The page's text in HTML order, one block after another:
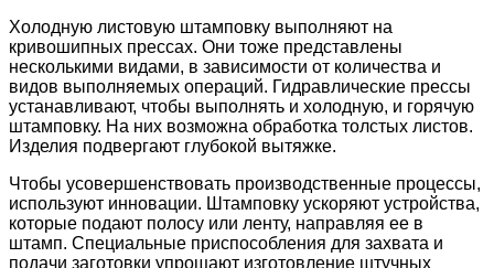
Холодную листовую штамповку выполняют на
кривошипных прессах. Они тоже представлены
несколькими видами, в зависимости от количества и
видов выполняемых операций. Гидравлические прессы
устанавливают, чтобы выполнять и холодную, и горячую
штамповку. На них возможна обработка толстых листов.
Изделия подвергают глубокой вытяжке.
Чтобы усовершенствовать производственные процессы,
используют инновации. Штамповку ускоряют устройства,
которые подают полосу или ленту, направляя ее в
штамп. Специальные приспособления для захвата и
подачи заготовки упрощают изготовление штучных